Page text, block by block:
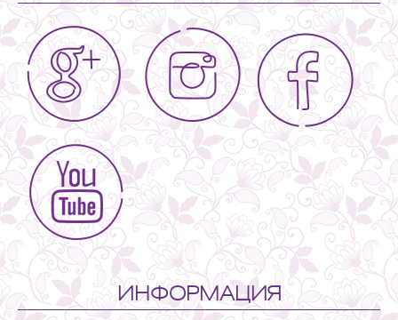
ИНФОРМАЦИЯ